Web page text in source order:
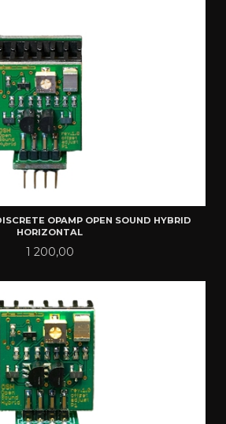
OPAMP OPEN SOUND HYBRID
HORIZONTAL
Pris
1 200,00